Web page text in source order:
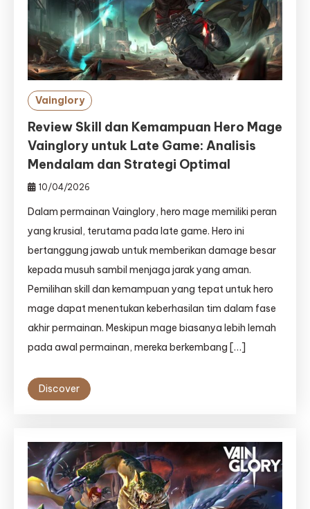
Vainglory
Review Skill dan Kemampuan Hero Mage
Vainglory untuk Late Game: Analisis
Mendalam dan Strategi Optimal
10/04/2026
Dalam permainan Vainglory, hero mage memiliki peran
yang krusial, terutama pada late game. Hero ini
bertanggung jawab untuk memberikan damage besar
kepada musuh sambil menjaga jarak yang aman.
Pemilihan skill dan kemampuan yang tepat untuk hero
mage dapat menentukan keberhasilan tim dalam fase
akhir permainan. Meskipun mage biasanya lebih lemah
pada awal permainan, mereka berkembang […]
Discover